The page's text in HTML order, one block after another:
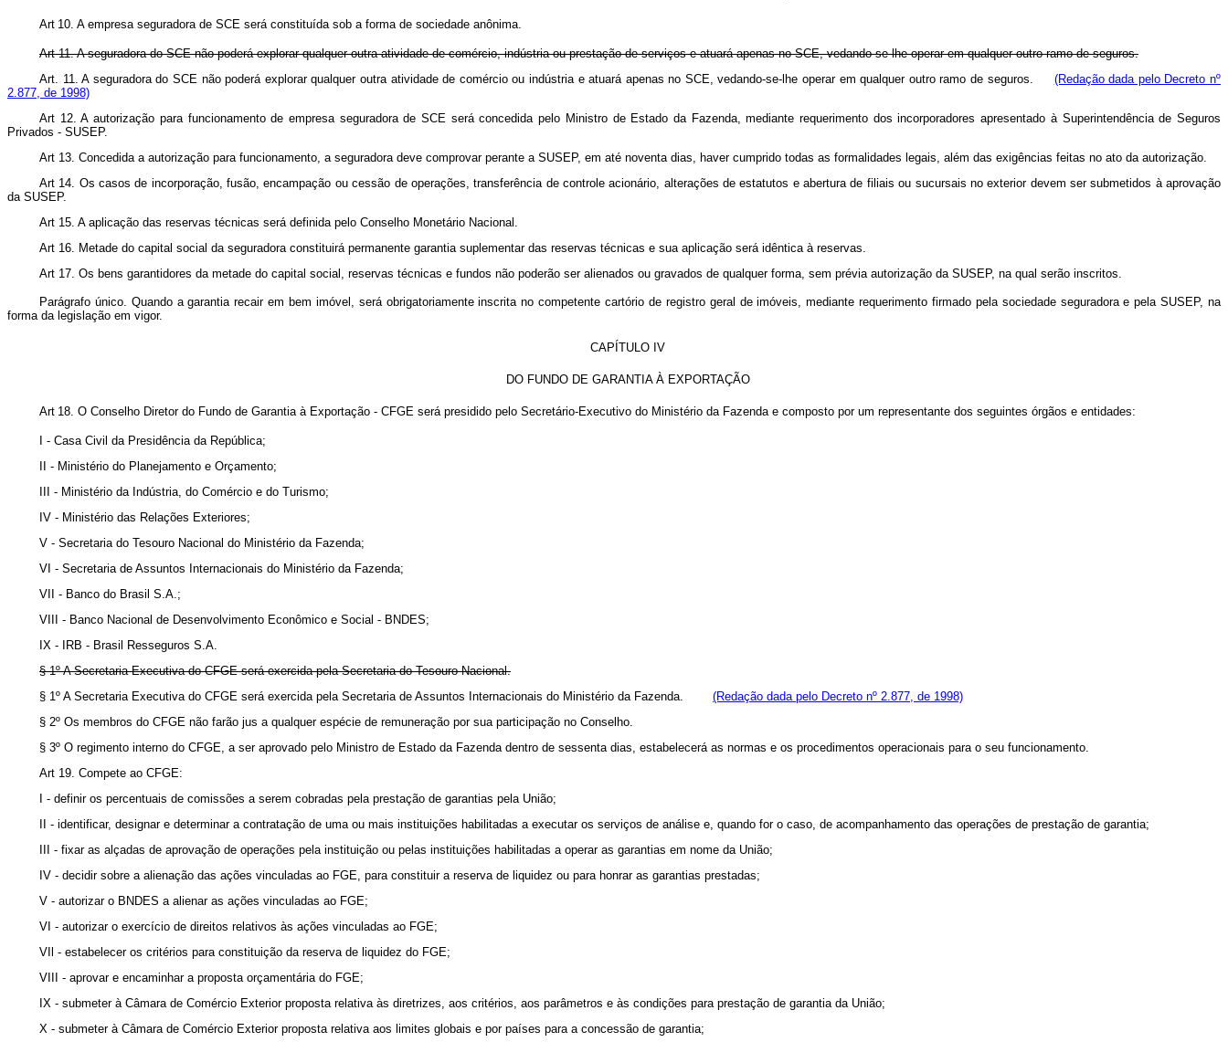
Art 10. A empresa seguradora de SCE será constituída sob a forma de sociedade anônima.
Art 11. A seguradora do SCE não poderá explorar qualquer outra atividade de comércio, indústria ou prestação de serviços e atuará apenas no SCE, vedando-se-lhe operar em qualquer outro ramo de seguros.
Art. 11. A seguradora do SCE não poderá explorar qualquer outra atividade de comércio ou indústria e atuará apenas no SCE, vedando-se-lhe operar em qualquer outro ramo de seguros. (Redação dada pelo Decreto nº
2.877, de 1998)
Art 12. A autorização para funcionamento de empresa seguradora de SCE será concedida pelo Ministro de Estado da Fazenda, mediante requerimento dos incorporadores apresentado à Superintendência de Seguros
Privados - SUSEP.
Art 13. Concedida a autorização para funcionamento, a seguradora deve comprovar perante a SUSEP, em até noventa dias, haver cumprido todas as formalidades legais, além das exigências feitas no ato da autorização.
Art 14. Os casos de incorporação, fusão, encampação ou cessão de operações, transferência de controle acionário, alterações de estatutos e abertura de filiais ou sucursais no exterior devem ser submetidos à aprovação
da SUSEP.
Art 15. A aplicação das reservas técnicas será definida pelo Conselho Monetário Nacional.
Art 16. Metade do capital social da seguradora constituirá permanente garantia suplementar das reservas técnicas e sua aplicação será idêntica à reservas.
Art 17. Os bens garantidores da metade do capital social, reservas técnicas e fundos não poderão ser alienados ou gravados de qualquer forma, sem prévia autorização da SUSEP, na qual serão inscritos.
Parágrafo único. Quando a garantia recair em bem imóvel, será obrigatoriamente inscrita no competente cartório de registro geral de imóveis, mediante requerimento firmado pela sociedade seguradora e pela SUSEP, na
forma da legislação em vigor.
CAPÍTULO IV
DO FUNDO DE GARANTIA À EXPORTAÇÃO
Art 18. O Conselho Diretor do Fundo de Garantia à Exportação - CFGE será presidido pelo Secretário-Executivo do Ministério da Fazenda e composto por um representante dos seguintes órgãos e entidades:
I - Casa Civil da Presidência da República;
II - Ministério do Planejamento e Orçamento;
III - Ministério da Indústria, do Comércio e do Turismo;
IV - Ministério das Relações Exteriores;
V - Secretaria do Tesouro Nacional do Ministério da Fazenda;
VI - Secretaria de Assuntos Internacionais do Ministério da Fazenda;
VII - Banco do Brasil S.A.;
VIII - Banco Nacional de Desenvolvimento Econômico e Social - BNDES;
IX - IRB - Brasil Resseguros S.A.
§ 1º A Secretaria Executiva do CFGE será exercida pela Secretaria do Tesouro Nacional.
§ 1º A Secretaria Executiva do CFGE será exercida pela Secretaria de Assuntos Internacionais do Ministério da Fazenda. (Redação dada pelo Decreto nº 2.877, de 1998)
§ 2º Os membros do CFGE não farão jus a qualquer espécie de remuneração por sua participação no Conselho.
§ 3º O regimento interno do CFGE, a ser aprovado pelo Ministro de Estado da Fazenda dentro de sessenta dias, estabelecerá as normas e os procedimentos operacionais para o seu funcionamento.
Art 19. Compete ao CFGE:
I - definir os percentuais de comissões a serem cobradas pela prestação de garantias pela União;
II - identificar, designar e determinar a contratação de uma ou mais instituições habilitadas a executar os serviços de análise e, quando for o caso, de acompanhamento das operações de prestação de garantia;
III - fixar as alçadas de aprovação de operações pela instituição ou pelas instituições habilitadas a operar as garantias em nome da União;
IV - decidir sobre a alienação das ações vinculadas ao FGE, para constituir a reserva de liquidez ou para honrar as garantias prestadas;
V - autorizar o BNDES a alienar as ações vinculadas ao FGE;
VI - autorizar o exercício de direitos relativos às ações vinculadas ao FGE;
VIl - estabelecer os critérios para constituição da reserva de liquidez do FGE;
VIII - aprovar e encaminhar a proposta orçamentária do FGE;
IX - submeter à Câmara de Comércio Exterior proposta relativa às diretrizes, aos critérios, aos parâmetros e às condições para prestação de garantia da União;
X - submeter à Câmara de Comércio Exterior proposta relativa aos limites globais e por países para a concessão de garantia;